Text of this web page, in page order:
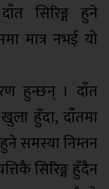
सिरिङ्ग हुने
मात्र नभई यो
हुन्छन् । दाँत
हुँदा, दाँतमा
समस्या निम्तन
सिरिङ्ग हुँदैन